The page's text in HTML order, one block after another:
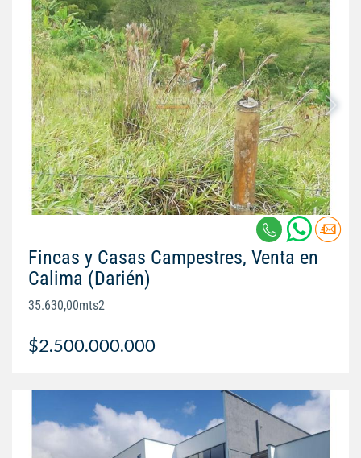
Fincas y Casas Campestres, Venta en
Calima (Darién)
35.630,00mts2
$2.500.000.000